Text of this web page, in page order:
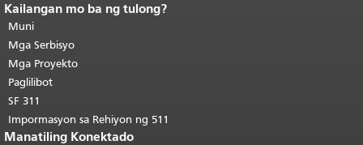
Katapusan ng nilalaman ng
pahina.
pahinang ito ay nauulit sa bawat
pahina.Bumalik sa tuktok ng
pangunahing nilalaman
Kailangan mo ba ng tulong?
Muni
Mga Serbisyo
Mga Proyekto
Paglilibot
SF 311
Impormasyon sa Rehiyon ng 511
Manatiling Konektado